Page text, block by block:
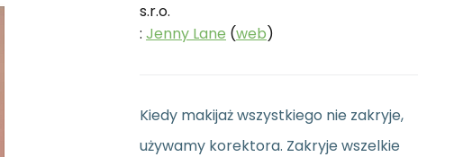
s.r.o.
: Jenny Lane (web)
Kiedy makijaż wszystkiego nie zakryje,
używamy korektora. Zakryje wszelkie